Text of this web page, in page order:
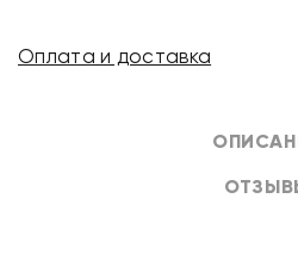
Оплата и доставка